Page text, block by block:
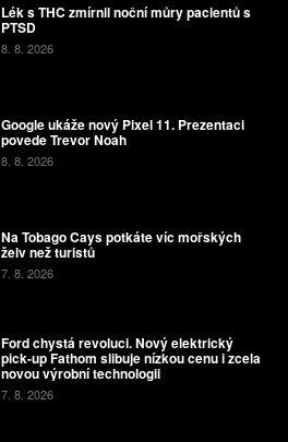
Lék s THC zmírnil noční můry pacientů s
PTSD
8. 8. 2026
Google ukáže nový Pixel 11. Prezentaci
povede Trevor Noah
8. 8. 2026
Na Tobago Cays potkáte víc mořských
želv než turistů
7. 8. 2026
Ford chystá revoluci. Nový elektrický
pick-up Fathom slibuje nízkou cenu i zcela
novou výrobní technologii
7. 8. 2026